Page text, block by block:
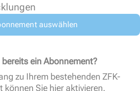
auswählen
bereits ein Abonnement?
zu Ihrem bestehenden ZFK-
können Sie hier aktivieren.